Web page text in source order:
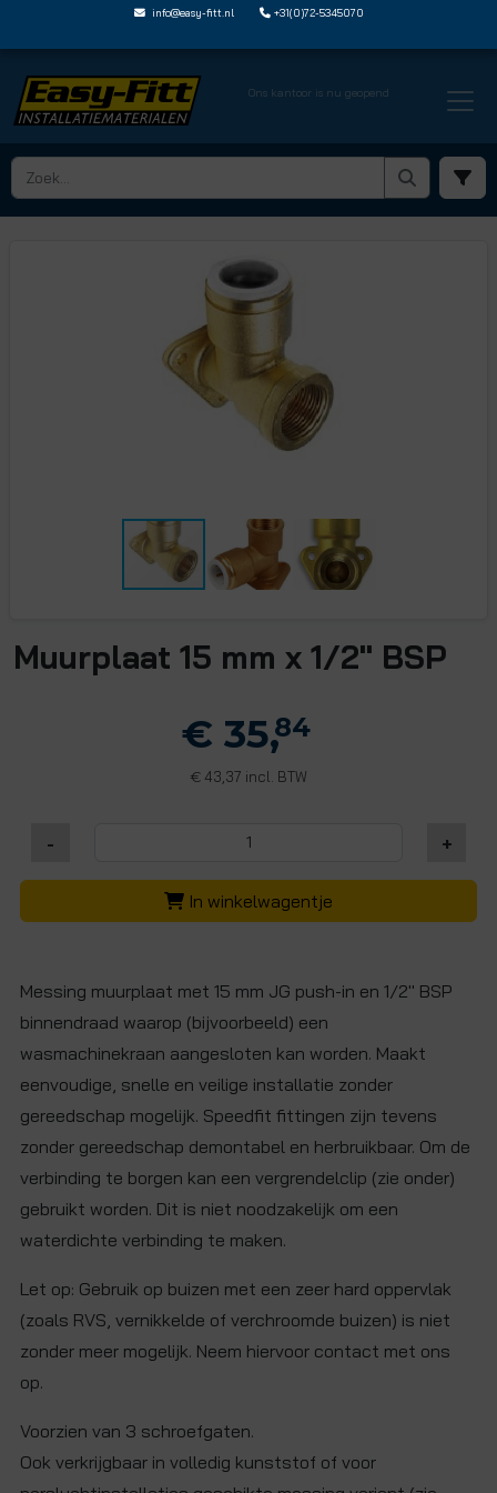
info@easy-fitt.nl +31(0)72-5345070
Ons kantoor is nu geopend
HOME › JOHN GUEST SPEEDFIT › MUURPLATEN › 15WB
Muurplaat 15 mm x 1/2" BSP
€ 35,84
€ 43,37 incl. BTW
- +
In winkelwagentje
Messing muurplaat met 15 mm JG push-in en 1/2" BSP
binnendraad waarop (bijvoorbeeld) een
wasmachinekraan aangesloten kan worden. Maakt
eenvoudige, snelle en veilige installatie zonder
gereedschap mogelijk. Speedfit fittingen zijn tevens
zonder gereedschap demontabel en herbruikbaar. Om de
verbinding te borgen kan een vergrendelclip (zie onder)
gebruikt worden. Dit is niet noodzakelijk om een
waterdichte verbinding te maken.
Let op: Gebruik op buizen met een zeer hard oppervlak
(zoals RVS, vernikkelde of verchroomde buizen) is niet
zonder meer mogelijk. Neem hiervoor contact met ons
op.
Voorzien van 3 schroefgaten.
Ook verkrijgbaar in volledig kunststof of voor